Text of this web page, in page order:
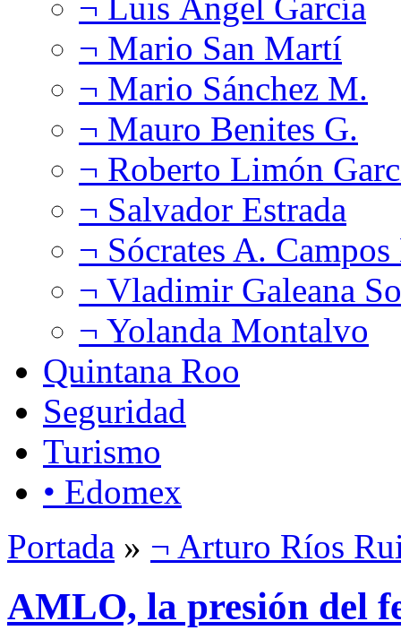
¬ Mario San Martí
¬ Mario Sánchez M.
¬ Mauro Benites G.
¬ Roberto Limón
¬ Salvador Estrada
¬ Sócrates A.
¬ Vladimir Galeana
¬ Yolanda Montalvo
Quintana Roo
Seguridad
Turismo
• Edomex
Portada » ¬ Arturo Ríos
AMLO, la presión del